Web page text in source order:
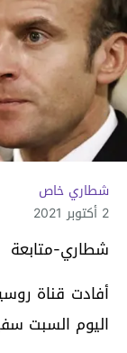
شطاري خاص
2 أكتوبر 2021
شطاري-متابعة
أفادت قناة
اليوم السبت